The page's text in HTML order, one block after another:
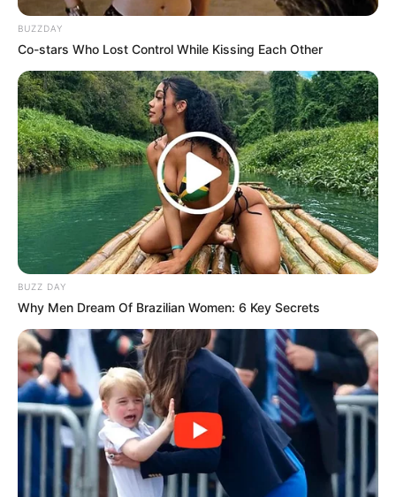
BUZZDAY
Co-stars Who Lost Control While Kissing Each Other
BUZZ DAY
Why Men Dream Of Brazilian Women: 6 Key Secrets